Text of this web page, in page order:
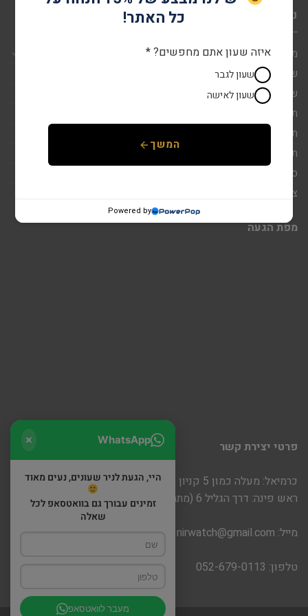
ניווט מהיר
מותגים
שעונים לגבר
שעונים לאישה
תכשיטי זהב 14K
תכשיטי כסף 925
תכשיטים לגבר
סטים
צור קשר
מפת הגעה
פרטי יצירת קשר
כרמיאל: מעלה כמון 5 קניון חוצות
ראש פינה: דרך הגליל 6 (מתחם שופינה)
מייל: nirwatch@gmail.com
טלפון: 052-679-0113
WhatsApp
היי, הגעת לניר שעונים, נעים מאוד
זמינים עבורך גם בוואטסאפ לכל
שאלה
מעבר לוואטסאפ
כל האתר!
איזה שעון אתם מחפשים? *
שעון לגבר
שעון לאישה
המשך
Powered by